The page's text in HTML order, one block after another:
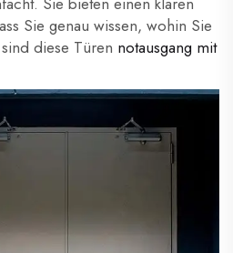
Sie genau wissen, wohin Sie
diese Türen notausgang mit